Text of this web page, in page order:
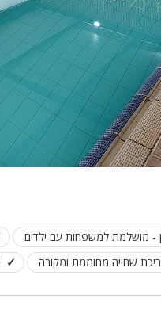
- מושלמת למשפחות עם ילדים
שחייה מחוממת ומקורה